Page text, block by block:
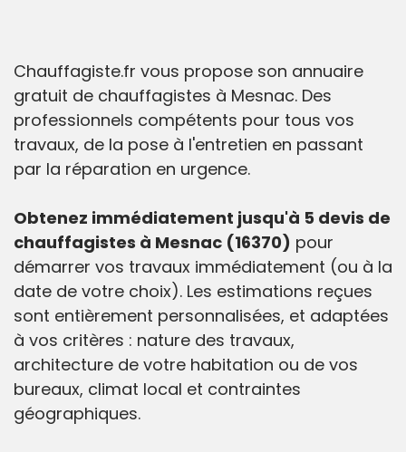
Chauffagiste.fr vous propose son annuaire
gratuit de chauffagistes à Mesnac. Des
professionnels compétents pour tous vos
travaux, de la pose à l'entretien en passant
par la réparation en urgence.
Obtenez immédiatement jusqu'à 5 devis de
chauffagistes à Mesnac (16370) pour
démarrer vos travaux immédiatement (ou à la
date de votre choix). Les estimations reçues
sont entièrement personnalisées, et adaptées
à vos critères : nature des travaux,
architecture de votre habitation ou de vos
bureaux, climat local et contraintes
géographiques.